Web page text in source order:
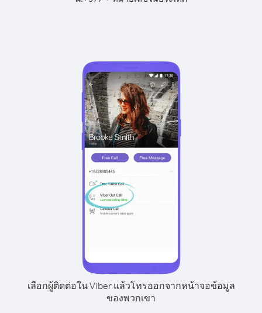
เลือกผู้ติดต่อใน Viber แล้วโทรออกจากหน้าจอข้อมูล
ของพวกเขา